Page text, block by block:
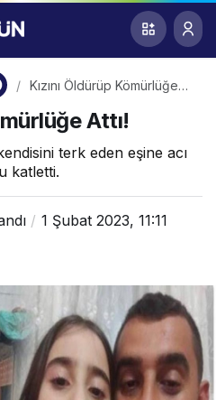
Kızını Öldürüp Kömürlüğe
Attı!
terk eden eşine acı
katletti.
1 Şubat 2023, 11:11
0